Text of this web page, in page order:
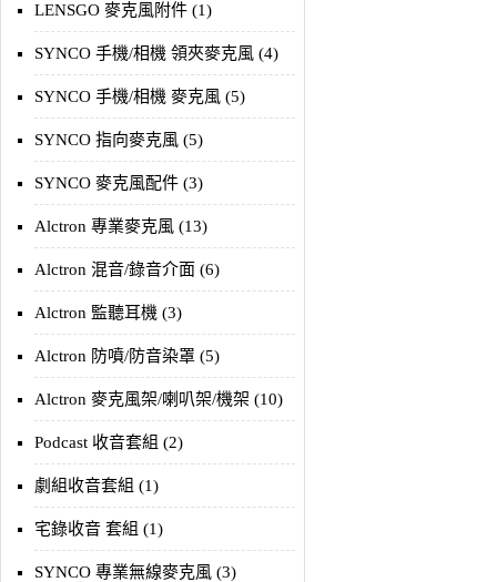
LENSGO 麥克風附件 (1)
SYNCO 手機/相機 領夾麥克風 (4)
SYNCO 手機/相機 麥克風 (5)
SYNCO 指向麥克風 (5)
SYNCO 麥克風配件 (3)
Alctron 專業麥克風 (13)
Alctron 混音/錄音介面 (6)
Alctron 監聽耳機 (3)
Alctron 防噴/防音染罩 (5)
Alctron 麥克風架/喇叭架/機架 (10)
Podcast 收音套組 (2)
劇組收音套組 (1)
宅錄收音 套組 (1)
SYNCO 專業無線麥克風 (3)